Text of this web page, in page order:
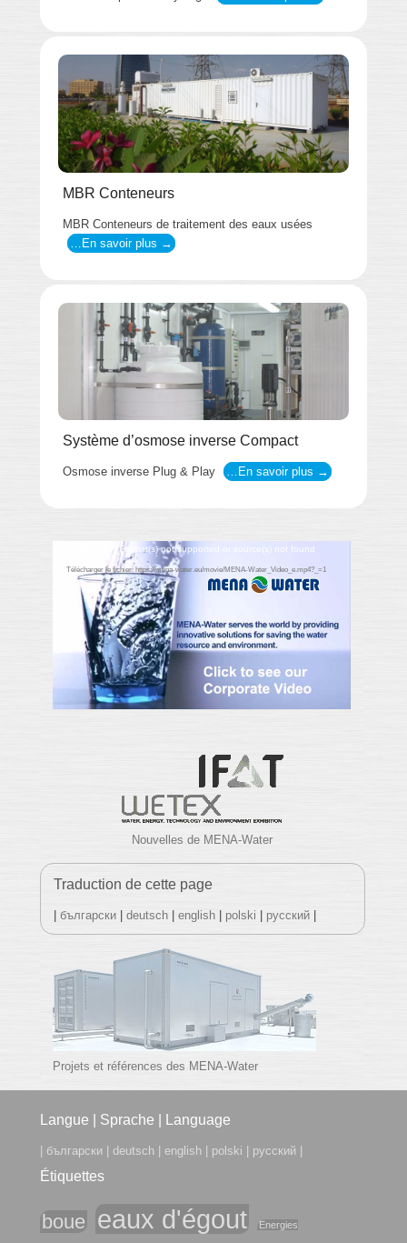
MBR Conteneurs
MBR Conteneurs de traitement des eaux usées
…En savoir plus →
Système d’osmose inverse Compact
Osmose inverse Plug & Play …En savoir plus →
Lecteur
vidéo
Media error: Format(s) not supported or source(s) not found
Télécharger le fichier: https://mena-water.eu/movie/MENA-Water_Video_e.mp4?_=1
Nouvelles de MENA-Water
Traduction de cette page
|български |deutsch |english |polski | русский |
Projets et références des MENA-Water
Langue | Sprache | Language
| български | deutsch | english | polski | русский |
Étiquettes
boue eaux d'égout Energies